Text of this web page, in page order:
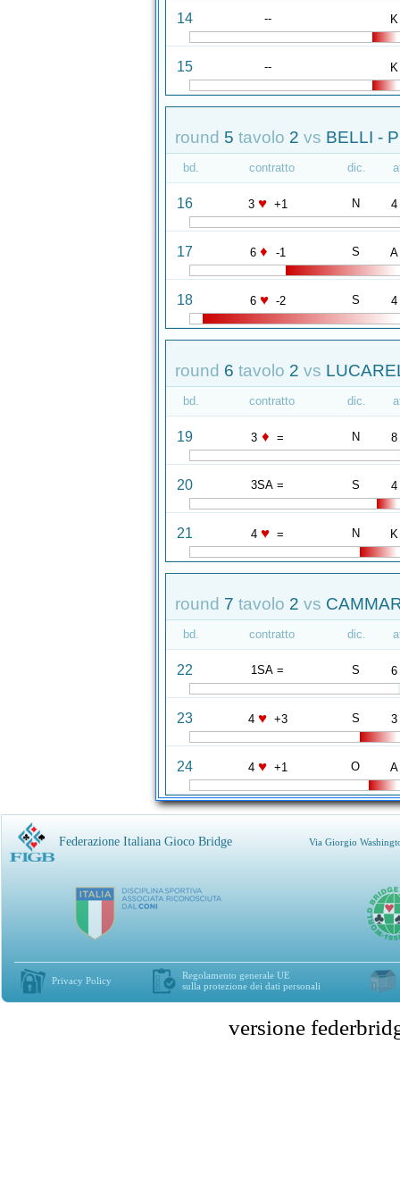
14 -- K
15 -- K
round 5 tavolo 2 vs BELLI -
bd. contratto dic.
16 3 ♥ +1 N 4
17 6 ♦ -1 S A
18 6 ♥ -2 S 4
round 6 tavolo 2 vs
bd. contratto dic.
19 3 ♦ = N 8
20 3SA = S 4
21 4 ♥ = N K
round 7 tavolo 2 vs
bd. contratto dic.
22 1SA = S 6
23 4 ♥ +3 S 3
24 4 ♥ +1 O A
Federazione Italiana Gioco Bridge Via Giorgio
Privacy Policy
Regolamento generale UE
sulla protezione dei dati personali
versione